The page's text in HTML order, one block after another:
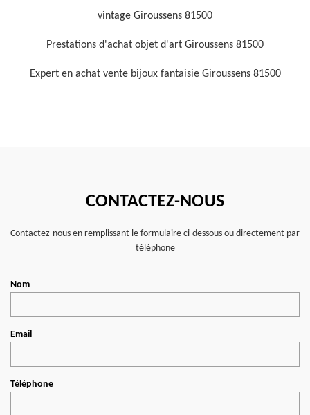
vintage Giroussens 81500
Prestations d'achat objet d'art Giroussens 81500
Expert en achat vente bijoux fantaisie Giroussens 81500
CONTACTEZ-NOUS
Contactez-nous en remplissant le formulaire ci-dessous ou directement par
téléphone
Nom
Email
Téléphone